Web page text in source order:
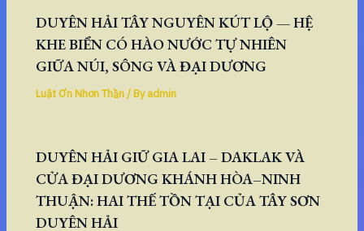
DUYÊN HẢI TÂY NGUYÊN KÚT LỘ — HỆ
KHE BIỂN CÓ HÀO NƯỚC TỰ NHIÊN
GIỮA NÚI, SÔNG VÀ ĐẠI DƯƠNG
Luật Ơn Nhơn Thần/ Byadmin
DUYÊN HẢI GIỮ GIA LAI – DAKLAK VÀ
CỬA ĐẠI DƯƠNG KHÁNH HÒA–NINH
THUẬN: HAI THẾ TỒN TẠI CỦA TÂY SƠN
DUYÊN HẢI